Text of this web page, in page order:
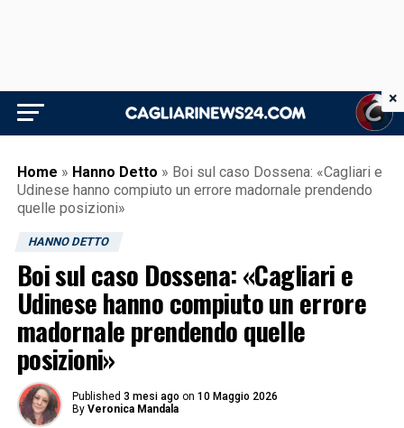
Home » Hanno Detto » Boi sul caso Dossena: «Cagliari e
Udinese hanno compiuto un errore madornale prendendo
quelle posizioni»
HANNO DETTO
Boi sul caso Dossena: «Cagliari e
Udinese hanno compiuto un errore
madornale prendendo quelle
posizioni»
Published 3 mesi ago on 10 Maggio 2026
By Veronica Mandala
×